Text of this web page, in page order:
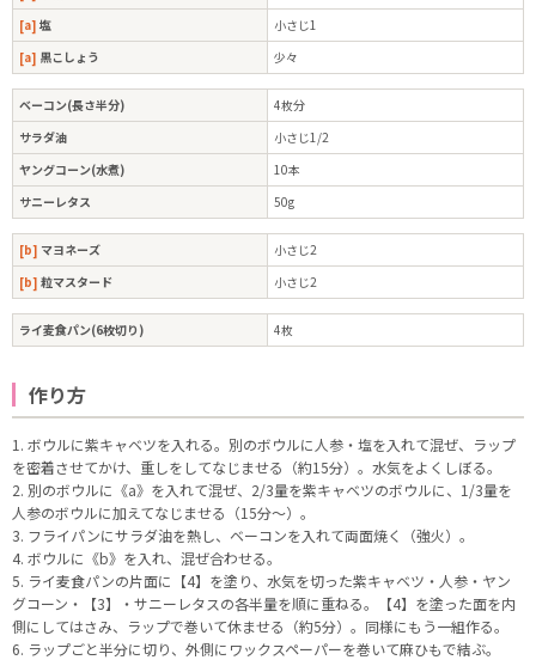
[a] 塩
小さじ1
[a] 黒こしょう 少々
ベーコン(長さ半分)
4枚分
サラダ油
小さじ1/2
ヤングコーン(水煮)
10本
サニーレタス
50g
[b] マヨネーズ
小さじ2
[b] 粒マスタード 小さじ2
ライ麦食パン(6枚切り) 4枚
作り方
1. ボウルに紫キャベツを入れる。別のボウルに人参・塩を入れて混ぜ、ラップ
を密着させてかけ、重しをしてなじませる（約15分）。水気をよくしぼる。
2. 別のボウルに《a》を入れて混ぜ、2/3量を紫キャベツのボウルに、1/3量を
人参のボウルに加えてなじませる（15分～）。
3. フライパンにサラダ油を熱し、ベーコンを入れて両面焼く（強火）。
4. ボウルに《b》を入れ、混ぜ合わせる。
5. ライ麦食パンの片面に【4】を塗り、水気を切った紫キャベツ・人参・ヤン
グコーン・【3】・サニーレタスの各半量を順に重ねる。【4】を塗った面を内
側にしてはさみ、ラップで巻いて休ませる（約5分）。同様にもう一組作る。
6. ラップごと半分に切り、外側にワックスペーパーを巻いて麻ひもで結ぶ。